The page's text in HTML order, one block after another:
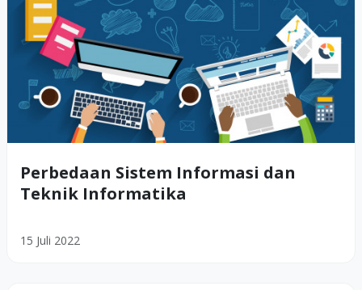
Perbedaan Sistem Informasi dan
Teknik Informatika
15 Juli 2022